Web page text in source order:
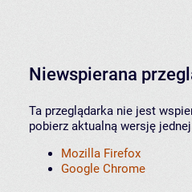
Niewspierana
Ta przeglądarka nie jest
pobierz aktualną wersję
Mozilla Firefox
Google Chrome